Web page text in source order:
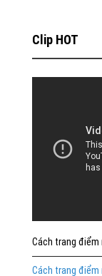
Clip HOT
Cách trang điểm
Cách trang điểm